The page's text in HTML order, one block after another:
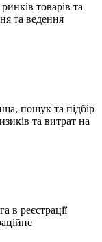
товарів та
та ведення
пошук та підбір
та витрат на
в реєстрації